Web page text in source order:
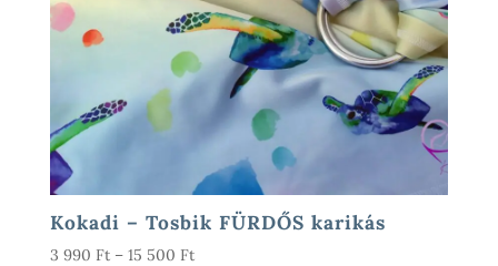
Kokadi – Tosbik FÜRDŐS karikás
3 990 Ft – 15 500 FtÁrtartomány: